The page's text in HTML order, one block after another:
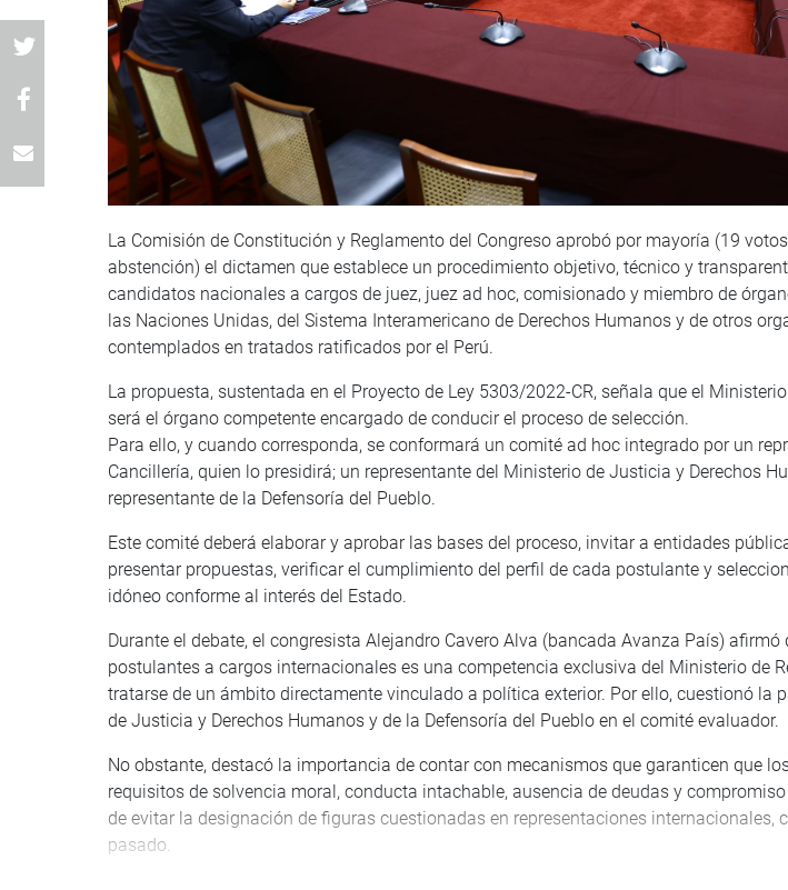
La Comisión de Constitución y Reglamento del Congreso aprobó por mayoría (19
abstención) el dictamen que establece un procedimiento objetivo, técnico y
candidatos nacionales a cargos de juez, juez ad hoc, comisionado y miembro de
las Naciones Unidas, del Sistema Interamericano de Derechos Humanos y de otros
contemplados en tratados ratificados por el Perú.
La propuesta, sustentada en el Proyecto de Ley 5303/2022-CR, señala que el
será el órgano competente encargado de conducir el proceso de selección.
Para ello, y cuando corresponda, se conformará un comité ad hoc integrado por un
Cancillería, quien lo presidirá; un representante del Ministerio de Justicia y Derechos
representante de la Defensoría del Pueblo.
Este comité deberá elaborar y aprobar las bases del proceso, invitar a entidades
presentar propuestas, verificar el cumplimiento del perfil de cada postulante y
idóneo conforme al interés del Estado.
Durante el debate, el congresista Alejandro Cavero Alva (bancada Avanza País)
postulantes a cargos internacionales es una competencia exclusiva del Ministerio de
tratarse de un ámbito directamente vinculado a política exterior. Por ello, cuestionó la
de Justicia y Derechos Humanos y de la Defensoría del Pueblo en el comité evaluador.
No obstante, destacó la importancia de contar con mecanismos que garanticen que
requisitos de solvencia moral, conducta intachable, ausencia de deudas y
de evitar la designación de figuras cuestionadas en representaciones internacionales,
pasado.